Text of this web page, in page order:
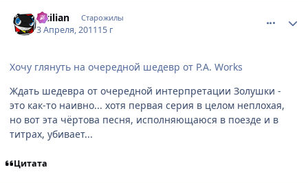
Sicilian Старожилы
3 Апреля, 201115 г
Хочу глянуть на очередной шедевр от P.A. Works
Ждать шедевра от очередной интерпретации Золушки -
это как-то наивно... хотя первая серия в целом неплохая,
но вот эта чёртова песня, исполняющаюся в поезде и в
титрах, убивает...
Цитата